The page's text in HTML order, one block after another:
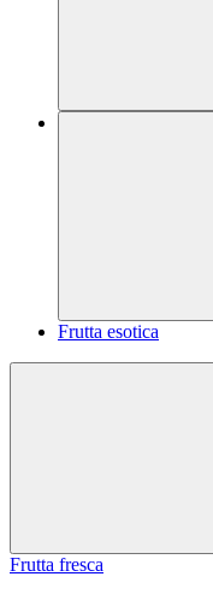
Frutta esotica
Frutta fresca